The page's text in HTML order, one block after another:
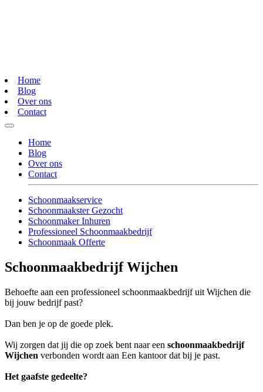
Home
Blog
Over ons
Contact
Home
Blog
Over ons
Contact
Schoonmaakservice
Schoonmaakster Gezocht
Schoonmaker Inhuren
Professioneel Schoonmaakbedrijf
Schoonmaak Offerte
Schoonmaakbedrijf Wijchen
Behoefte aan een professioneel schoonmaakbedrijf uit Wijchen die
bij jouw bedrijf past?
Dan ben je op de goede plek.
Wij zorgen dat jij die op zoek bent naar een schoonmaakbedrijf
Wijchen verbonden wordt aan Een kantoor dat bij je past.
Het gaafste gedeelte?